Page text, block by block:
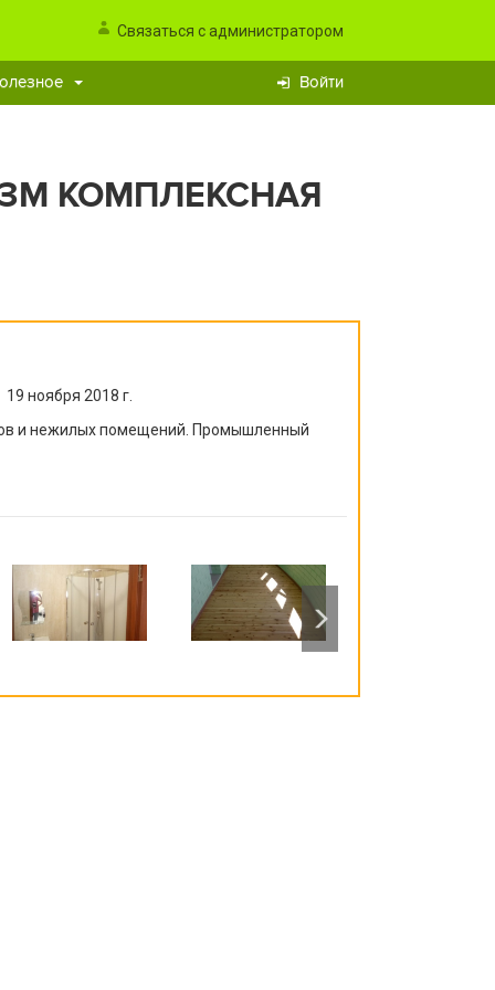
Связаться с администратором
Войти
КОМПЛЕКСНАЯ
19 ноября 2018 г.
и нежилых помещений. Промышленный